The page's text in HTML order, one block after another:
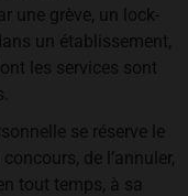
une grève, un lock-
un établissement,
les services sont
se réserve le
de l’annuler,
tout temps, à sa